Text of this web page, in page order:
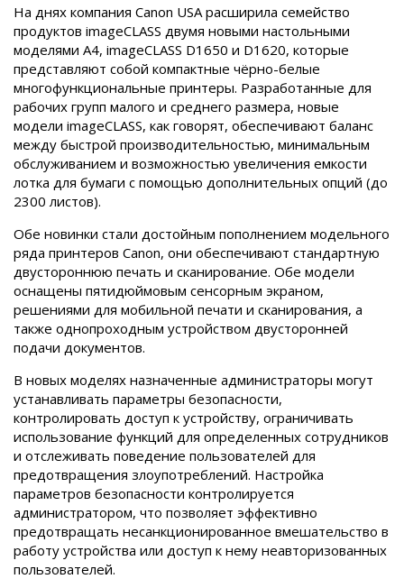
На днях компания Canon USA расширила семейство
продуктов imageCLASS двумя новыми настольными
моделями A4, imageCLASS D1650 и D1620, которые
представляют собой компактные чёрно-белые
многофункциональные принтеры. Разработанные для
рабочих групп малого и среднего размера, новые
модели imageCLASS, как говорят, обеспечивают баланс
между быстрой производительностью, минимальным
обслуживанием и возможностью увеличения емкости
лотка для бумаги с помощью дополнительных опций (до
2300 листов).
Обе новинки стали достойным пополнением модельного
ряда принтеров Canon, они обеспечивают стандартную
двустороннюю печать и сканирование. Обе модели
оснащены пятидюймовым сенсорным экраном,
решениями для мобильной печати и сканирования, а
также однопроходным устройством двусторонней
подачи документов.
В новых моделях назначенные администраторы могут
устанавливать параметры безопасности,
контролировать доступ к устройству, ограничивать
использование функций для определенных сотрудников
и отслеживать поведение пользователей для
предотвращения злоупотреблений. Настройка
параметров безопасности контролируется
администратором, что позволяет эффективно
предотвращать несанкционированное вмешательство в
работу устройства или доступ к нему неавторизованных
пользователей.